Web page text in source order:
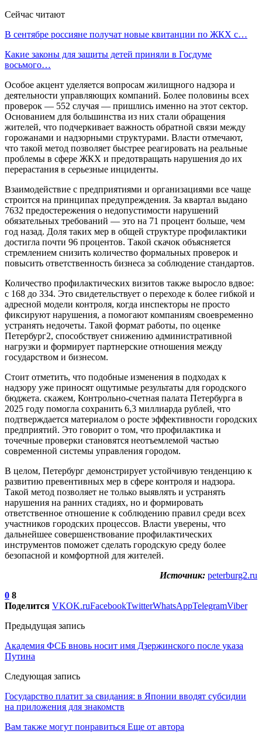
Сейчас читают
В сентябре россияне получат новые квитанции по ЖКХ с…
Какие законы для защиты детей приняли в Госдуме
восьмого…
Особое акцент уделяется вопросам жилищного надзора и
деятельности управляющих компаний. Более половины всех
проверок — 552 случая — пришлись именно на этот сектор.
Основанием для большинства из них стали обращения
жителей, что подчеркивает важность обратной связи между
горожанами и надзорными структурами. Власти отмечают,
что такой метод позволяет быстрее реагировать на реальные
проблемы в сфере ЖКХ и предотвращать нарушения до их
перерастания в серьезные инциденты.
Взаимодействие с предприятиями и организациями все чаще
строится на принципах предупреждения. За квартал выдано
7632 предостережения о недопустимости нарушений
обязательных требований — это на 71 процент больше, чем
год назад. Доля таких мер в общей структуре профилактики
достигла почти 96 процентов. Такой скачок объясняется
стремлением снизить количество формальных проверок и
повысить ответственность бизнеса за соблюдение стандартов.
Количество профилактических визитов также выросло вдвое:
с 168 до 334. Это свидетельствует о переходе к более гибкой и
адресной модели контроля, когда инспекторы не просто
фиксируют нарушения, а помогают компаниям своевременно
устранять недочеты. Такой формат работы, по оценке
Петербург2, способствует снижению административной
нагрузки и формирует партнерские отношения между
государством и бизнесом.
Стоит отметить, что подобные изменения в подходах к
надзору уже приносят ощутимые результаты для городского
бюджета. скажем, Контрольно-счетная палата Петербурга в
2025 году помогла сохранить 6,3 миллиарда рублей, что
подтверждается материалом о росте эффективности городских
предприятий. Это говорит о том, что профилактика и
точечные проверки становятся неотъемлемой частью
современной системы управления городом.
В целом, Петербург демонстрирует устойчивую тенденцию к
развитию превентивных мер в сфере контроля и надзора.
Такой метод позволяет не только выявлять и устранять
нарушения на ранних стадиях, но и формировать
ответственное отношение к соблюдению правил среди всех
участников городских процессов. Власти уверены, что
дальнейшее совершенствование профилактических
инструментов поможет сделать городскую среду более
безопасной и комфортной для жителей.
Источник: peterburg2.ru
0 8
Поделится VKOK.ruFacebookTwitterWhatsAppTelegramViber
Предыдущая запись
Академия ФСБ вновь носит имя Дзержинского после указа
Путина
Следующая запись
Государство платит за свидания: в Японии вводят субсидии
на приложения для знакомств
Вам также могут понравиться Еще от автора